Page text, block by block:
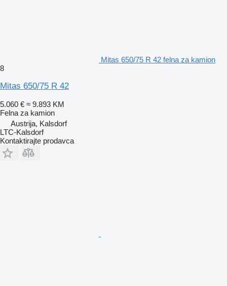
Mitas 650/75 R 42 felna za kamion
8
Mitas 650/75 R 42
5.060 € ≈ 9.893 KM
Felna za kamion
Austrija, Kalsdorf
LTC-Kalsdorf
Kontaktirajte prodavca